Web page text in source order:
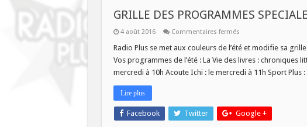
GRILLE DES PROGRAMMES
4 août 2016 Commentaires ferméssur
DES
SPECIALE
ETE
!
Radio Plus se met aux couleurs de l’été et modifie sa
Vos programmes de l’été : La Vie des livres : chroniques
mercredi à 10h Acoute Ichi : le mercredi à 11h Sport Plus
Lire plus
Facebook Twitter Google +